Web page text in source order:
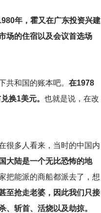
年，霍又在广东投资兴建
场的住宿以及会议首选场
共和国的账本吧。 在1978
换1美元。 也就是说，在改
很多人看来，当时的中国内
大陆是一个无比恐怖的地
把能派的商船都派去了，想
至抢走老婆，因此我们只接
斩首、活烧以及劫掠。